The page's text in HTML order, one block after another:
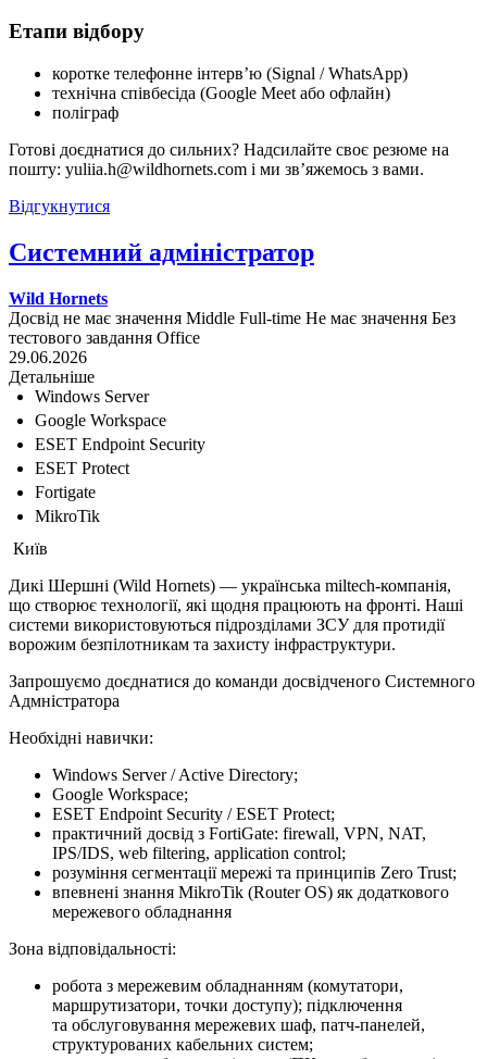
Етапи відбору
коротке телефонне інтерв’ю (Signal / WhatsApp)
технічна співбесіда (Google Meet або офлайн)
поліграф
Готові доєднатися до сильних? Надсилайте своє резюме на
пошту: yuliia.h@wildhornets.com і ми звʼяжемось з вами.
Відгукнутися
Системний адміністратор
Wild Hornets
Досвід не має значення Middle Full-time Не має значення Без
тестового завдання Office
29.06.2026
Детальніше
Windows Server
Google Workspace
ESET Endpoint Security
ESET Protect
Fortigate
MikroTik
Київ
Дикі Шершні (Wild Hornets) — українська miltech-компанія,
що створює технології, які щодня працюють на фронті. Наші
системи використовуються підрозділами ЗСУ для протидії
ворожим безпілотникам та захисту інфраструктури.
Запрошуємо доєднатися до команди досвідченого Системного
Адмністратора
Необхідні навички:
Windows Server / Active Directory;
Google Workspace;
ESET Endpoint Security / ESET Protect;
практичний досвід з FortiGate: firewall, VPN, NAT,
IPS/IDS, web filtering, application control;
розуміння сегментації мережі та принципів Zero Trust;
впевнені знання MikroTik (Router OS) як додаткового
мережевого обладнання
Зона відповідальності:
робота з мережевим обладнанням (комутатори,
маршрутизатори, точки доступу); підключення
та обслуговування мережевих шаф, патч-панелей,
структурованих кабельних систем;